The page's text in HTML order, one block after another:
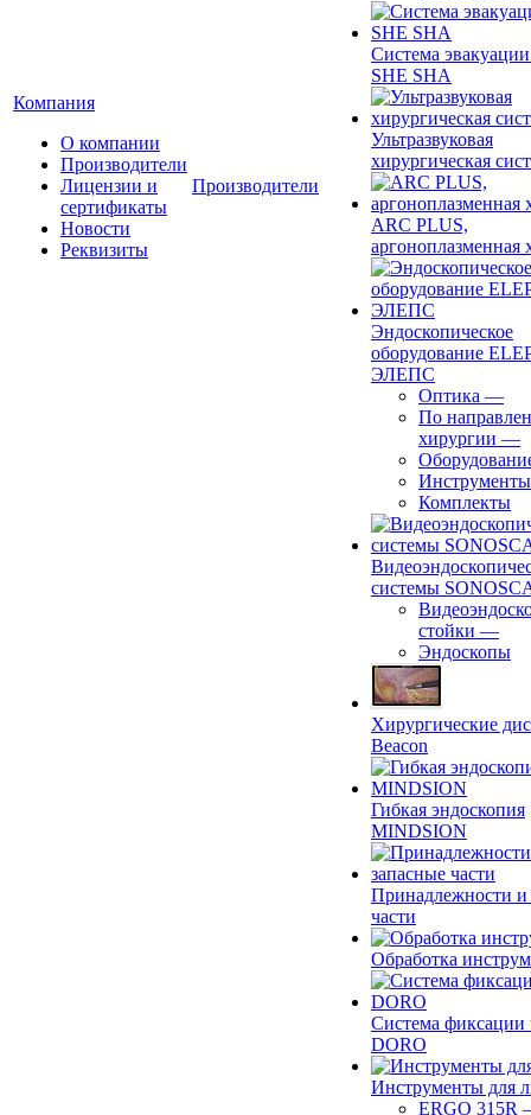
Компания
О компании
Производители
Лицензии и
сертификаты
Новости
Реквизиты
Производители
Система
SHE SHA
Ультразвуковая
хирургическая
ARC PLUS,
аргоноплазменная
Эндоскопическое
оборудование
ЭЛЕПС
Оптика —
По
хирургии —
Инструменты
Комплекты
системы
стойки —
Эндоскопы
Хирургические
Beacon
Гибкая эндоскопия
MINDSION
Принадлежности и
части
Обработка
Система фиксации
DORO
Инструменты для
ERGO 315R